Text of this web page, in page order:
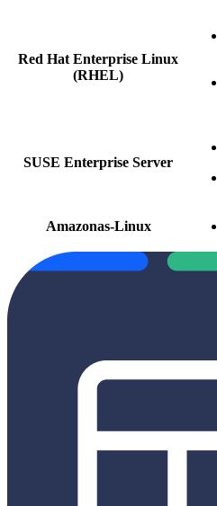
Red Hat Enterprise Linux
(RHEL)
SUSE Enterprise Server
Amazonas-Linux